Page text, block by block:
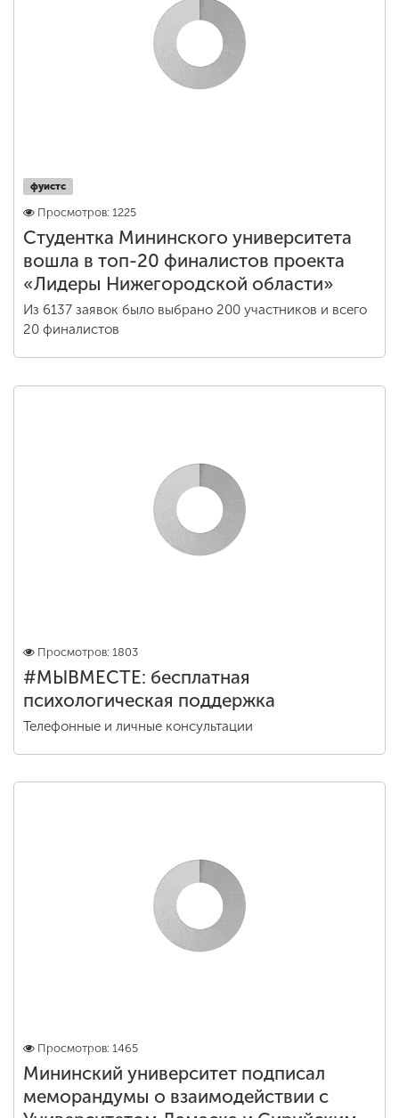
фуистс
Просмотров: 1225
Студентка Мининского университета
вошла в топ-20 финалистов проекта
«Лидеры Нижегородской области»
Из 6137 заявок было выбрано 200 участников и всего
20 финалистов
Просмотров: 1803
#МЫВМЕСТЕ: бесплатная
психологическая поддержка
Телефонные и личные консультации
Просмотров: 1465
Мининский университет подписал
меморандумы о взаимодействии с